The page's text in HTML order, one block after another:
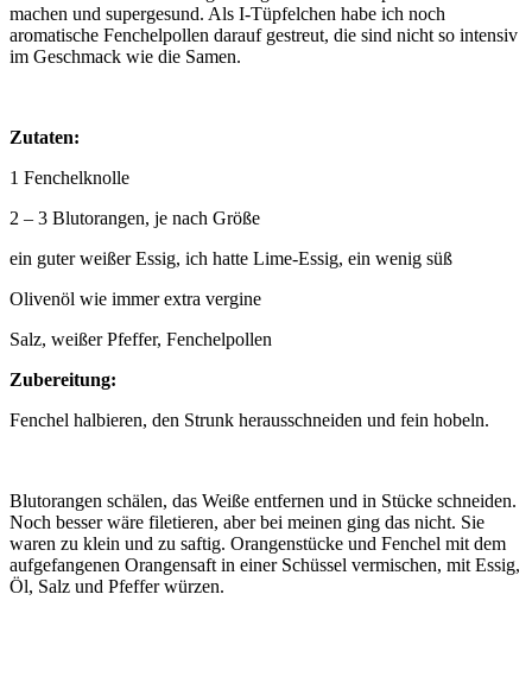
machen und supergesund. Als I-Tüpfelchen habe ich noch
aromatische Fenchelpollen darauf gestreut, die sind nicht so intensiv
im Geschmack wie die Samen.
Zutaten:
1 Fenchelknolle
2 – 3 Blutorangen, je nach Größe
ein guter weißer Essig, ich hatte Lime-Essig, ein wenig süß
Olivenöl wie immer extra vergine
Salz, weißer Pfeffer, Fenchelpollen
Zubereitung:
Fenchel halbieren, den Strunk herausschneiden und fein hobeln.
Blutorangen schälen, das Weiße entfernen und in Stücke schneiden.
Noch besser wäre filetieren, aber bei meinen ging das nicht. Sie
waren zu klein und zu saftig. Orangenstücke und Fenchel mit dem
aufgefangenen Orangensaft in einer Schüssel vermischen, mit Essig,
Öl, Salz und Pfeffer würzen.